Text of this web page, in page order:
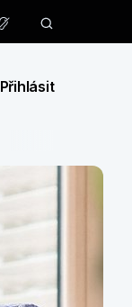
Přihlásit